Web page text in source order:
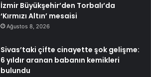
İzmir Büyükşehir’den Torbalı’da
‘Kırmızı Altın’ mesaisi
Ağustos 8, 2026
Sivas’taki çifte cinayette şok gelişme:
6 yıldır aranan babanın kemikleri
bulundu